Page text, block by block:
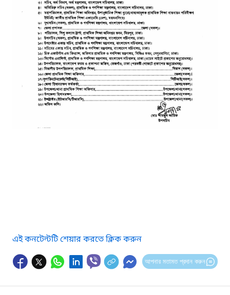
এই কনটেন্টটি শেয়ার করতে ক্লিক করুন
আপনার মতামত প্রদান করুন